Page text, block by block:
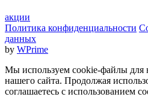
акции
Политика конфиденциальности
данных
by WPrime
Мы используем cookie-файлы для
нашего сайта. Продолжая
соглашаетесь с использованием